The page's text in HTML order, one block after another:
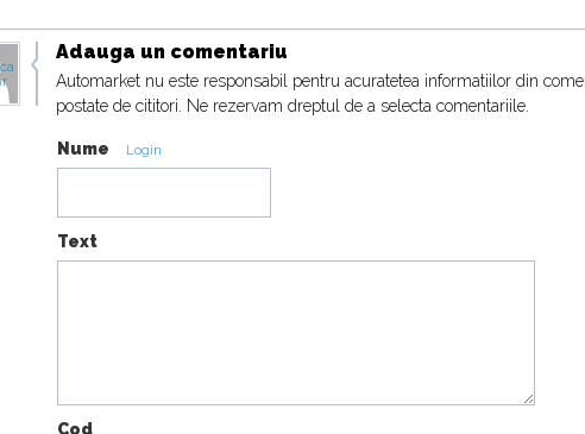
Adauga un comentariu
Automarket nu este responsabil pentru acuratetea informatiilor din
postate de cititori. Ne rezervam dreptul de a selecta comentariile.
Nume Login
Text
Cod